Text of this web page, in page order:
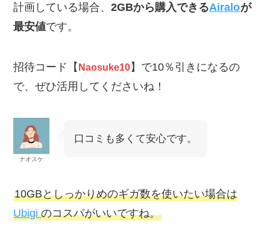
計画している場合、2GBから購入できるAiraloが
最安値です。
招待コード【 Naosuke10】で10％引きになるの
で、ぜひ活用してくださいね！
ナオスケ
口コミも多くて安心です。
10GBとしっかりめのギガ数を使いたい場合は
Ubigiのコスパがいいですね。